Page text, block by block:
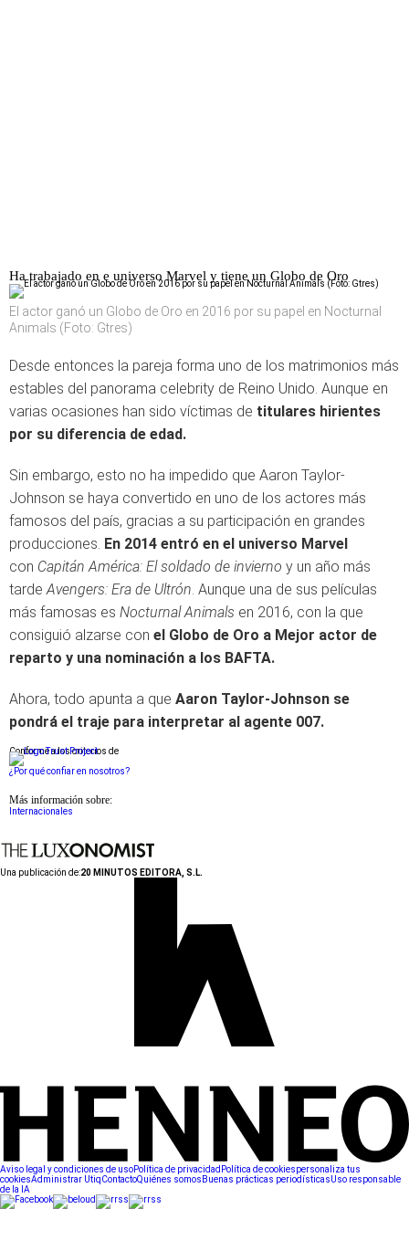
Ha trabajado en e universo Marvel y tiene un Globo de Oro
El actor ganó un Globo de Oro en 2016 por su papel en Nocturnal
Animals (Foto: Gtres)
Desde entonces la pareja forma uno de los matrimonios más
estables del panorama celebrity de Reino Unido. Aunque en
varias ocasiones han sido víctimas de titulares hirientes
por su diferencia de edad.
Sin embargo, esto no ha impedido que Aaron Taylor-
Johnson se haya convertido en uno de los actores más
famosos del país, gracias a su participación en grandes
producciones. En 2014 entró en el universo Marvel
con Capitán América: El soldado de invierno y un año más
tardeAvengers: Era de Ultrón. Aunque una de sus películas
más famosas es Nocturnal Animals en 2016, con la que
consiguió alzarse con el Globo de Oro a Mejor actor de
reparto y una nominación a los BAFTA.
Ahora, todo apunta a que Aaron Taylor-Johnson se
pondrá el traje para interpretar al agente 007.
Conforme a los criterios de
¿Por qué confiar en nosotros?
Más información sobre:
Internacionales
Una publicación de:20 MINUTOS EDITORA, S.L.
Aviso legal y condiciones de usoPolítica de privacidad Política de cookiespersonaliza tus
cookiesAdministrar UtiqContactoQuiénes somos Buenas prácticas periodísticasUso responsable
de la IA